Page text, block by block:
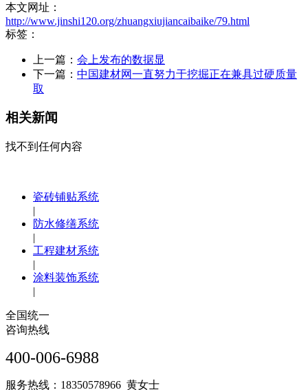
本文网址：
http://www.jinshi120.org/zhuangxiujiancaibaike/79.html
标签：
上一篇： 会上发布的数据显
下一篇： 中国建材网一直努力于挖掘正在兼具过硬质量
取
相关新闻
找不到任何内容
瓷砖铺贴系统
|
防水修缮系统
|
工程建材系统
|
涂料装饰系统
|
全国统一
咨询热线
400-006-6988
服务热线：18350578966 黄女士